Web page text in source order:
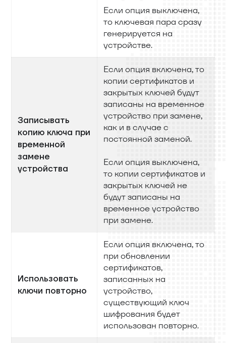
Если опция выключена,
то ключевая пара сразу
генерируется на
устройстве.
Записывать
копию ключа при
временной
замене
устройства
Если опция включена, то
копии сертификатов и
закрытых ключей будут
записаны на временное
устройство при замене,
как и в случае с
постоянной заменой.
Если опция выключена,
то копии сертификатов и
закрытых ключей не
будут записаны на
временное устройство
при замене.
Использовать
ключи повторно
Если опция включена, то
при обновлении
сертификатов,
записанных на
устройство,
существующий ключ
шифрования будет
использован повторно.